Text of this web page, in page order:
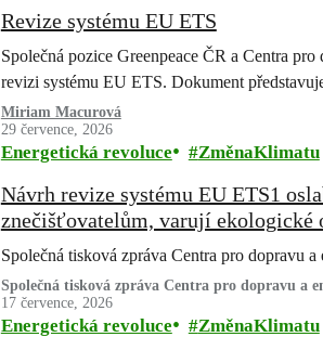
Revize systému EU ETS
Společná pozice Greenpeace ČR a Centra
revizi systému EU ETS. Dokument
Miriam Macurová
29 července, 2026
Energetická revoluce ZměnaKlimatu
Návrh revize systému EU ETS1
znečišťovatelům, varují ekologické
Společná tisková zpráva Centra pro dopravu
Společná tisková zpráva Centra pro dopravu a
17 července, 2026
Energetická revoluce ZměnaKlimatu